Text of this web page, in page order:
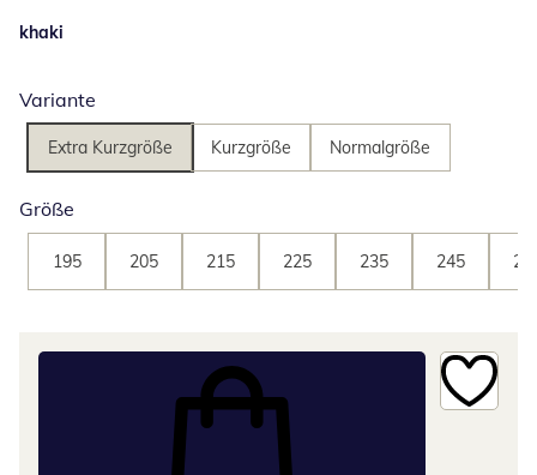
khaki
Variante
Extra Kurzgröße Kurzgröße Normalgröße
Größe
195 205 215 225 235 245